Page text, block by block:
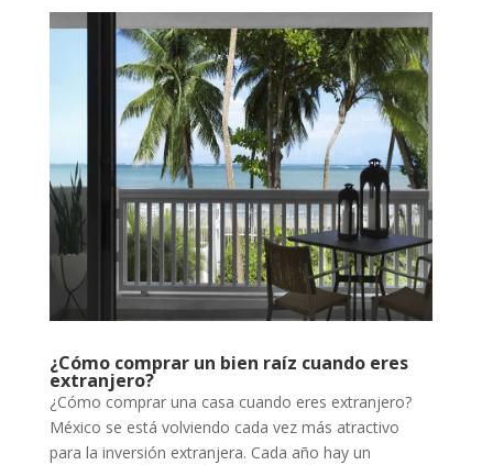
¿Cómo comprar un bien raíz cuando eres
extranjero?
¿Cómo comprar una casa cuando eres extranjero?
México se está volviendo cada vez más atractivo
para la inversión extranjera. Cada año hay un